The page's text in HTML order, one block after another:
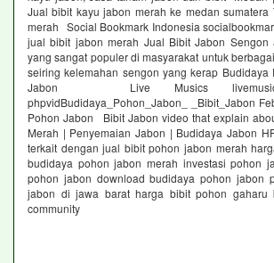
Jual bibit kayu jabon merah ke medan sumatera
merah Social Bookmark Indonesia
jual bibit jabon merah Jual Bibit Jabon Sengon
yang sangat populer di masyarakat untuk
seiring kelemahan sengon yang kerap
Jabon Live Musics
phpvidBudidaya_Pohon_Jabon_ _Bibit_Jabon
Pohon Jabon Bibit Jabon video that explain
Merah | Penyemaian Jabon | Budidaya Jabon
terkait dengan jual bibit pohon jabon merah
budidaya pohon jabon merah investasi pohon
pohon jabon download budidaya pohon jabon
jabon di jawa barat harga bibit pohon gaharu
community